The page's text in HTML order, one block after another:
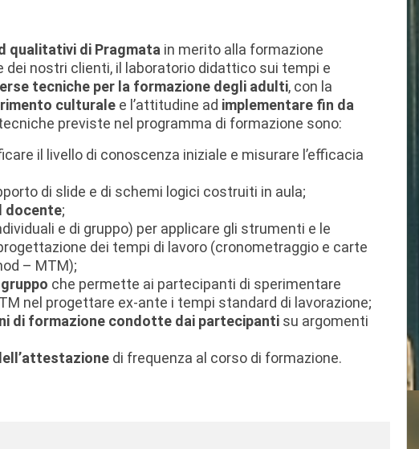
qualitativi di Pragmata in merito alla formazione
dei nostri clienti, il laboratorio didattico sui tempi e
tecniche per la formazione degli adulti, con la
culturale e l’attitudine ad implementare fin da
previste nel programma di formazione sono:
il livello di conoscenza iniziale e misurare l’efficacia
di slide e di schemi logici costruiti in aula;
docente;
e di gruppo) per applicare gli strumenti e le
dei tempi di lavoro (cronometraggio e carte
– MTM);
che permette ai partecipanti di sperimentare
nel progettare ex-ante i tempi standard di lavorazione;
di formazione condotte dai partecipanti su argomenti
di frequenza al corso di formazione.